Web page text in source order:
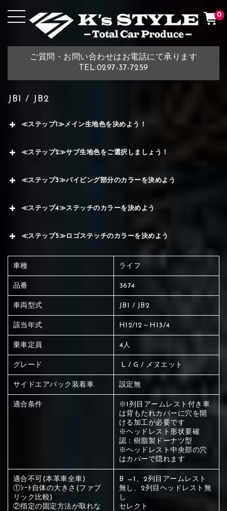
ご質問・お問い合わせはお電話にて承ります
TEL:0297-37-7259
0
JB1 / JB2
≪ステップ1≫メイン生地色を決めよう！
赤く塗られている場所を選択
メイン生地は下記16種類からご選択ください。
≪ステップ2≫サブ生地色をご選択しましょう！
赤く塗られている部分にカラ
ー選択ください
≪ステップ3≫パイピング部分のカラーを決めよう
≪ステップ4≫ステッチのカラーを決めよう
≪ステップ5≫ロゴステッチのカラーを決めよう
車種 ライフ
品番 3674
車両型式 JB1 / JB2
該当年式 H12/12～H13/4
乗車定員 4人
グレード L / G / メヌエット
サイドエアバック装着車 設定無
適合条件
※1列目アームレスト付き車
は背もたれカバーに穴を開
ける加工が必要です
※ヘッドレスト形状要確
認：樹脂製ドーナツ型
※ヘッドレスト中央部の穴
はカバーで隠れます
適合不可(本革車全車)
①ｼｰﾄ自体の大きさ(ファブ
リック比較)
②指定の固定方法が取れな
B →1、2列目アームレスト
無し、2列目ヘッドレスト無
し
セレクト